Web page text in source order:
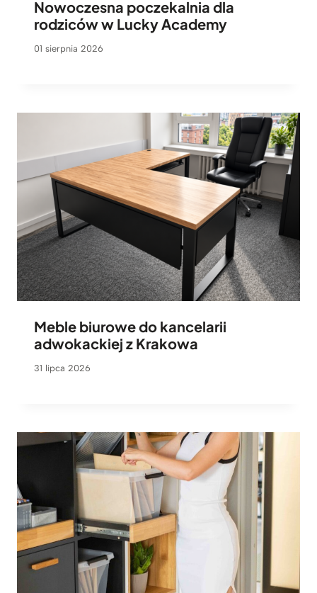
Nowoczesna poczekalnia dla
rodziców w Lucky Academy
01 sierpnia 2026
Meble biurowe do kancelarii
adwokackiej z Krakowa
31 lipca 2026